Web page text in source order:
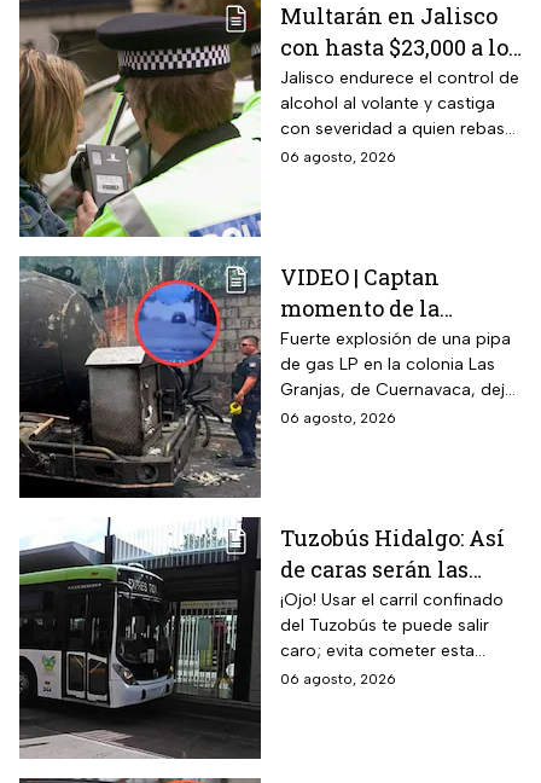
Multarán en Jalisco
con hasta $23,000 a los
conductores que
superen este límite en
la prueba de
alcoholemia
Jalisco endurece el control de
alcohol al volante y castiga
con severidad a quien rebase
el nuevo límite de sangre o
06 agosto, 2026
VIDEO | Captan
momento de la
explosión de pipa de
gas en Cuernavaca:
¡Imágenes sensibles!
Fuerte explosión de una pipa
de gas LP en la colonia Las
Granjas, de Cuernavaca, dejó
21 heridos y causó pánico
06 agosto, 2026
Tuzobús Hidalgo: Así
de caras serán las
MULTAS por invadir
el carril confinado a
partir de esta fecha
¡Ojo! Usar el carril confinado
del Tuzobús te puede salir
caro; evita cometer esta
infracción a partir de agosto.
06 agosto, 2026